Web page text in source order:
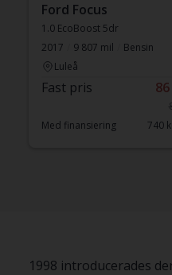
Ford Focus
1.0 EcoBoost 5dr
2017
9 807 mil
Bensin
Luleå
Fast pris
Med finansiering
740
1998 introducerades